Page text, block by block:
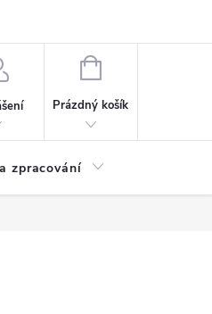
NÁKUPNÍ
Prázdný košík
zpracování